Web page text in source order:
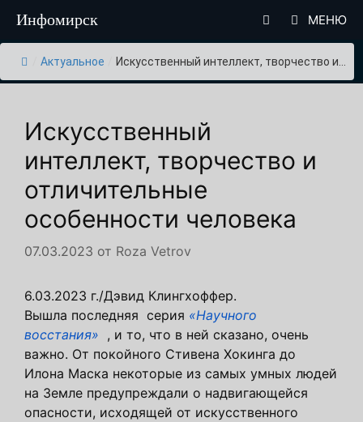
содержимому
Инфомирск МЕНЮ
Актуальное Искусственный интеллект, творчество и...
Искусственный
интеллект, творчество и
отличительные
особенности человека
07.03.2023 от Roza Vetrov
6.03.2023 г./Дэвид Клингхоффер.
Вышла последняя серия «Научного
восстания» , и то, что в ней сказано, очень
важно. От покойного Стивена Хокинга до
Илона Маска некоторые из самых умных людей
на Земле предупреждали о надвигающейся
опасности, исходящей от искусственного